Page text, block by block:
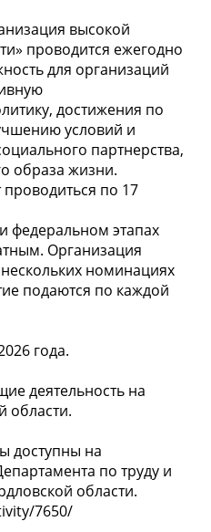
высокой
проводится ежегодно
для организаций
достижения по
условий и
партнерства,
образа жизни.
проводиться по 17
федеральном этапах
Организация
номинациях
подаются по каждой
года.
деятельность на
области.
доступны на
по труду и
области.
7650/